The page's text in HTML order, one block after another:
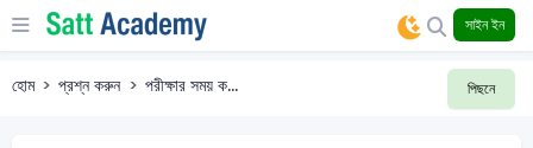
সাইন ইন
হোম প্রশ্ন করুন পরীক্ষার সময় ক... পিছনে